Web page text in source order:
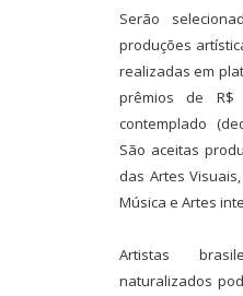
Serão
produções
realizadas em
prêmios de
contemplado
São aceitas
das Artes
Música e Artes
Artistas
naturalizados